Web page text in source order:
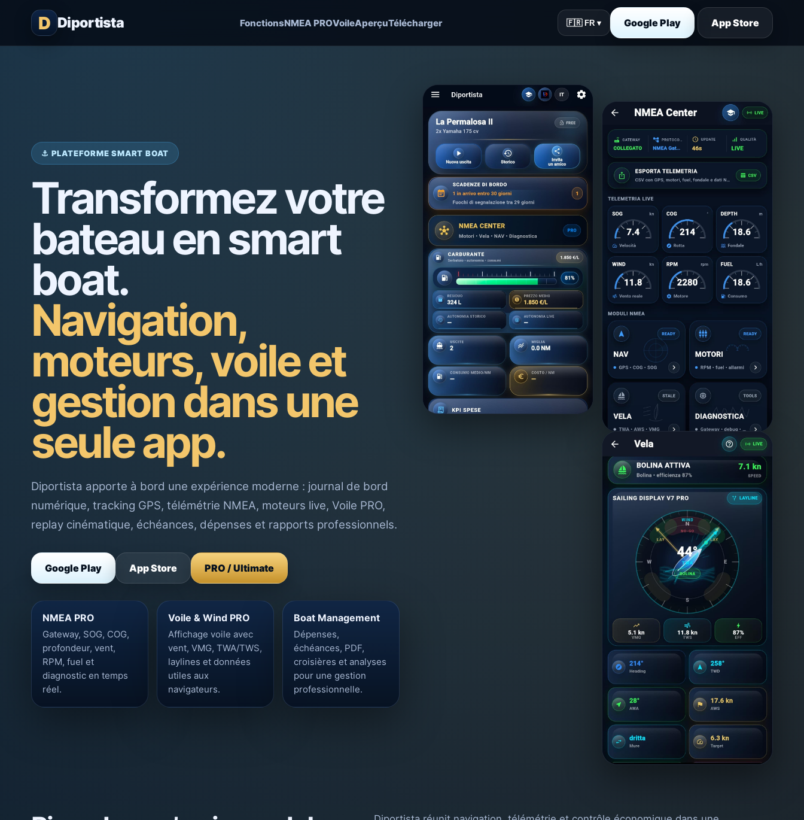
D Diportista FonctionsNMEA PROVoileAperçuTélécharger 🇫🇷 FR ▾ Google Play App Store
⚓ PLATEFORME SMART BOAT
Transformez votre
bateau en smart
boat.
Navigation,
moteurs, voile et
gestion dans une
seule app.
Diportista apporte à bord une expérience moderne : journal de bord
numérique, tracking GPS, télémétrie NMEA, moteurs live, Voile PRO,
replay cinématique, échéances, dépenses et rapports professionnels.
Google Play App Store PRO / Ultimate
NMEA PRO
Gateway, SOG, COG,
profondeur, vent,
RPM, fuel et
diagnostic en temps
réel.
Voile & Wind PRO
Affichage voile avec
vent, VMG, TWA/TWS,
laylines et données
utiles aux
navigateurs.
Boat Management
Dépenses,
échéances, PDF,
croisières et analyses
pour une gestion
professionnelle.